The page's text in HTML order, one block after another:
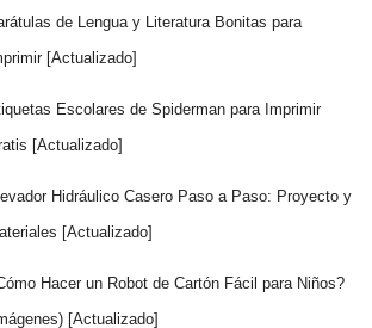
de Lengua y Literatura Bonitas para
[Actualizado]
Escolares de Spiderman para Imprimir
[Actualizado]
Hidráulico Casero Paso a Paso: Proyecto y
[Actualizado]
Hacer un Robot de Cartón Fácil para Niños?
[Actualizado]